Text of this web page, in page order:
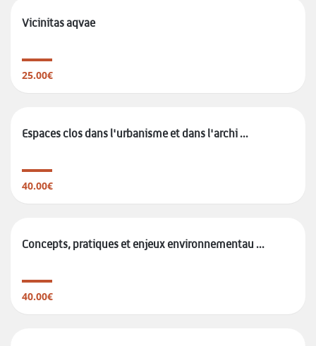
Vicinitas aqvae
25.00€
Espaces clos dans l'urbanisme et dans l'archi ...
40.00€
Concepts, pratiques et enjeux environnementau ...
40.00€